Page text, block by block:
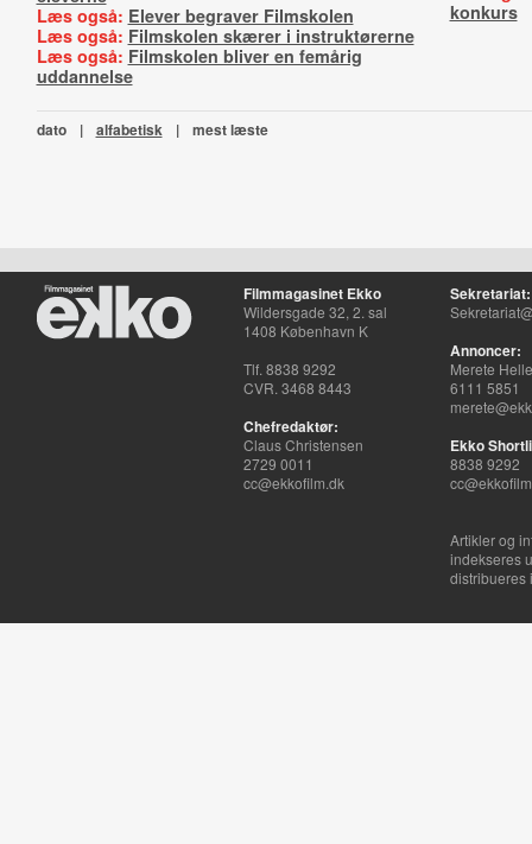
Læs også: Elever begraver Filmskolen
Læs også: Filmskolen skærer i instruktørerne
Læs også: Filmskolen bliver en femårig
uddannelse
konkurs
dato | alfabetisk | mest læste
Filmmagasinet Ekko
Wildersgade 32, 2. sal
1408 København K
Tlf. 8838 9292
CVR. 3468 8443
Chefredaktør:
Claus Christensen
2729 0011
cc@ekkofilm.dk
Sekretariat:
Annoncer:
Merete
6111 5851
Ekko
8838 9292
Artikler og
indekseres
distribueres